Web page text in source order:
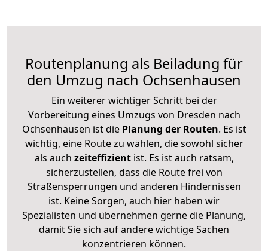
Routenplanung als Beiladung für
den Umzug nach Ochsenhausen
Ein weiterer wichtiger Schritt bei der
Vorbereitung eines Umzugs von Dresden nach
Ochsenhausen ist diePlanung der Routen. Es ist
wichtig, eine Route zu wählen, die sowohl sicher
als auch zeiteffizientist. Es ist auch ratsam,
sicherzustellen, dass die Route frei von
Straßensperrungen und anderen Hindernissen
ist. Keine Sorgen, auch hier haben wir
Spezialisten und übernehmen gerne die Planung,
damit Sie sich auf andere wichtige Sachen
konzentrieren können.